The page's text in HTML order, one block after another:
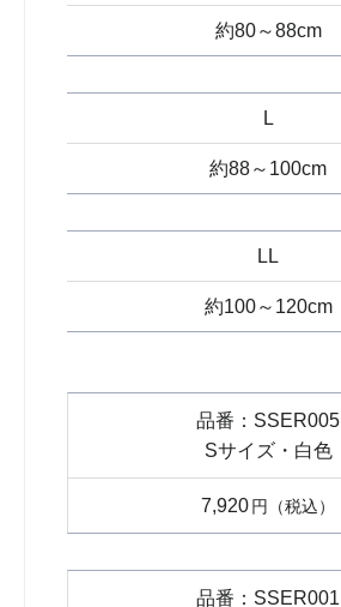
約80～88cm
L
約88～100cm
LL
約100～120cm
SSER005
Sサイズ・白色
7,920円
SSER001